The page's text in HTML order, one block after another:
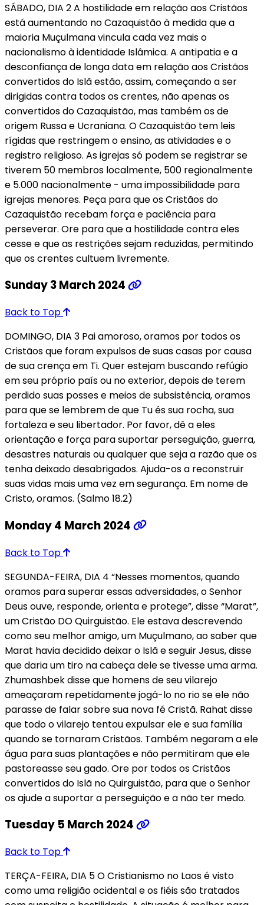
SÁBADO, DIA 2 A hostilidade em relação aos Cristãos
está aumentando no Cazaquistão à medida que a
maioria Muçulmana vincula cada vez mais o
nacionalismo à identidade Islâmica. A antipatia e a
desconfiança de longa data em relação aos Cristãos
convertidos do Islã estão, assim, começando a ser
dirigidas contra todos os crentes, não apenas os
convertidos do Cazaquistão, mas também os de
origem Russa e Ucraniana. O Cazaquistão tem leis
rígidas que restringem o ensino, as atividades e o
registro religioso. As igrejas só podem se registrar se
tiverem 50 membros localmente, 500 regionalmente
e 5.000 nacionalmente - uma impossibilidade para
igrejas menores. Peça para que os Cristãos do
Cazaquistão recebam força e paciência para
perseverar. Ore para que a hostilidade contra eles
cesse e que as restrições sejam reduzidas, permitindo
que os crentes cultuem livremente.
Sunday 3 March 2024
Back to Top
DOMINGO, DIA 3 Pai amoroso, oramos por todos os
Cristãos que foram expulsos de suas casas por causa
de sua crença em Ti. Quer estejam buscando refúgio
em seu próprio país ou no exterior, depois de terem
perdido suas posses e meios de subsistência, oramos
para que se lembrem de que Tu és sua rocha, sua
fortaleza e seu libertador. Por favor, dê a eles
orientação e força para suportar perseguição, guerra,
desastres naturais ou qualquer que seja a razão que os
tenha deixado desabrigados. Ajuda-os a reconstruir
suas vidas mais uma vez em segurança. Em nome de
Cristo, oramos. (Salmo 18.2)
Monday 4 March 2024
Back to Top
SEGUNDA-FEIRA, DIA 4 “Nesses momentos, quando
oramos para superar essas adversidades, o Senhor
Deus ouve, responde, orienta e protege”, disse “Marat”,
um Cristão DO Quirguistão. Ele estava descrevendo
como seu melhor amigo, um Muçulmano, ao saber que
Marat havia decidido deixar o Islã e seguir Jesus, disse
que daria um tiro na cabeça dele se tivesse uma arma.
Zhumashbek disse que homens de seu vilarejo
ameaçaram repetidamente jogá-lo no rio se ele não
parasse de falar sobre sua nova fé Cristã. Rahat disse
que todo o vilarejo tentou expulsar ele e sua família
quando se tornaram Cristãos. Também negaram a ele
água para suas plantações e não permitiram que ele
pastoreasse seu gado. Ore por todos os Cristãos
convertidos do Islã no Quirguistão, para que o Senhor
os ajude a suportar a perseguição e a não ter medo.
Tuesday 5 March 2024
Back to Top
TERÇA-FEIRA, DIA 5 O Cristianismo no Laos é visto
como uma religião ocidental e os fiéis são tratados